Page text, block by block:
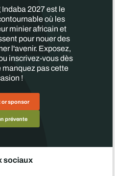
2027 est le
où les
minier africain et
pour nouer des
l'avenir. Exposez,
inscrivez-vous dès
pas cette
!
sponsor
prévente
sociaux